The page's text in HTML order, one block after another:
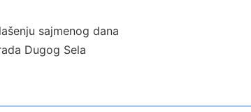
sajmenog dana
Dugog Sela